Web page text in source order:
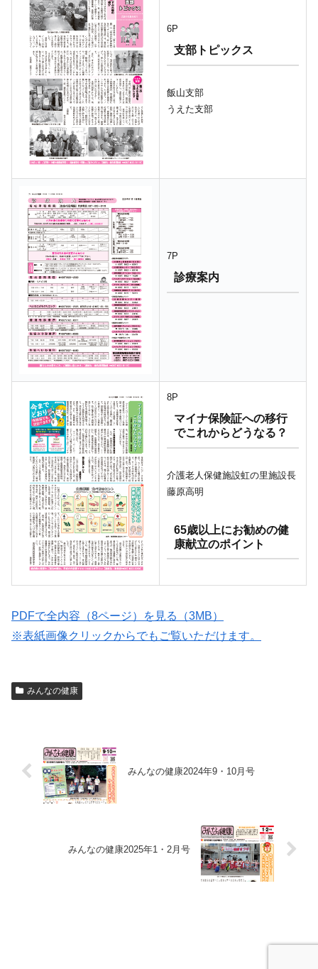
6P
支部トピックス
飯山支部
うえた支部
7P
診療案内
8P
マイナ保険証への移行
でこれからどうなる？
介護老人保健施設虹の里施設長
藤原高明
65歳以上にお勧めの健
康献立のポイント
PDFで全内容（8ページ）を見る（3MB）
※表紙画像クリックからでもご覧いただけます。
みんなの健康
みんなの健康2024年9・10月号
みんなの健康2025年1・2月号